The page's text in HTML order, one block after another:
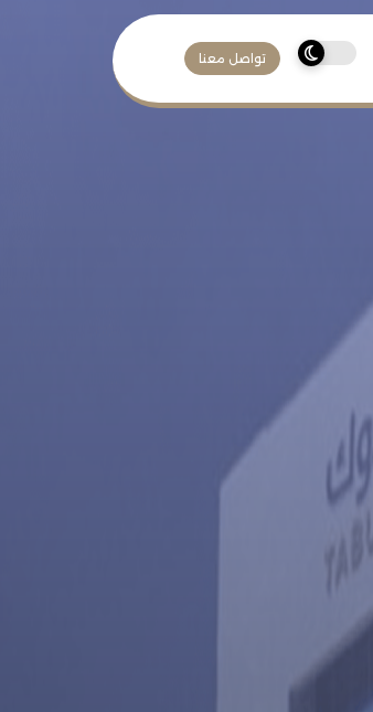
تواصل معنا